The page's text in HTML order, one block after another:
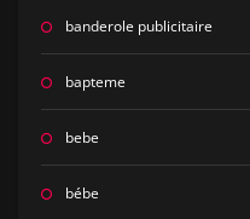
banderole publicitaire
bapteme
bebe
bébe